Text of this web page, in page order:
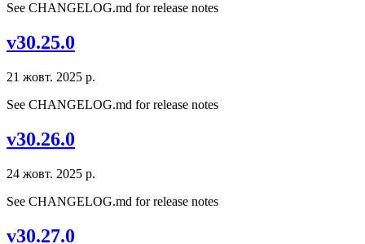
See CHANGELOG.md for release notes
v30.25.0
21 жовт. 2025 р.
See CHANGELOG.md for release notes
v30.26.0
24 жовт. 2025 р.
See CHANGELOG.md for release notes
v30.27.0